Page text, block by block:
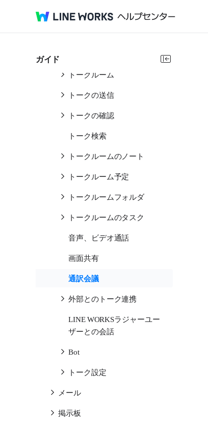
ガイド
トーク
トークの紹介
トークルーム
トークの送信
トークの確認
トーク検索
トークルームのノート
トークルーム予定
トークルームフォルダ
トークルームのタスク
音声、ビデオ通話
画面共有
通訳会議
外部とのトーク連携
LINE WORKSラジャーユー
ザーとの会話
Bot
トーク設定
メール
掲示板